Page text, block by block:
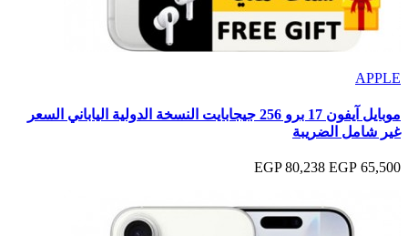
APPLE
موبايل آيفون 17 برو 256 جيجابايت النسخة الدولية الياباني السعر
غير شامل الضريبة
65,500 EGP
80,238 EGP